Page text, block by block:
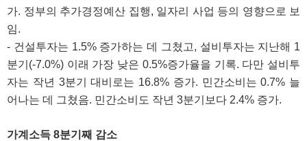
가. 정부의 추가경정예산 집행, 일자리 사업 등의 영향으로 보
임.
- 건설투자는 1.5% 증가하는 데 그쳤고, 설비투자는 지난해 1
분기(-7.0%) 이래 가장 낮은 0.5%증가율을 기록. 다만 설비투
자는 작년 3분기 대비로는 16.8% 증가. 민간소비는 0.7% 늘
어나는 데 그쳤음. 민간소비도 작년 3분기보다 2.4% 증가.
가계소득 8분기째 감소